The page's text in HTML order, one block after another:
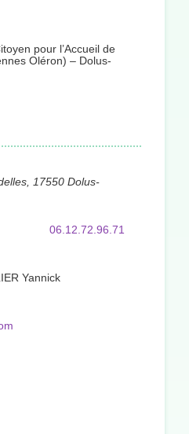
pour l’Accueil de
Oléron) – Dolus-
17550 Dolus-
06.12.72.96.71
Yannick